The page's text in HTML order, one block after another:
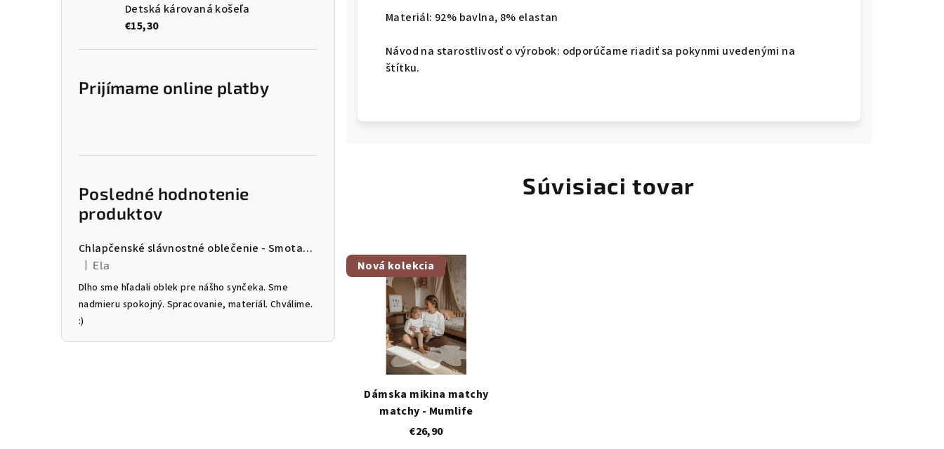
Detská károvaná košeľa
€15,30
Prijímame online platby
Posledné hodnotenie
produktov
Chlapčenské slávnostné oblečenie - Smotanový trojkomplet
Hodnotenie produktu je 5 z 5 hviezdičiek.
| Ela
Dlho sme hľadali oblek pre nášho synčeka. Sme
nadmieru spokojný. Spracovanie, materiál. Chválime.
:)
Materiál: 92% bavlna, 8% elastan
Návod na starostlivosť o výrobok: odporúčame riadiť sa pokynmi uvedenými na
štítku.
Súvisiaci tovar
Nová kolekcia
Dámska mikina matchy
matchy - Mumlife
€26,90